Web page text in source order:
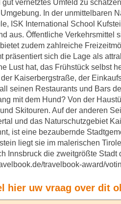
vernetztes Umfeld zu
In der unmittelbaren
ISK International School
aus. Öffentliche Verkehrsmittel
zudem zahlreiche
sich die Lage als
Lust hat, das Frühstück selbst
Kaiserbergstraße, der
seinen Restaurants und Bars
mit dem Hund? Von der
Skitouren. Auf der anderen
und das Naturschutzgebiet
ist eine bezaubernde
liegt sie im malerischen
Innsbruck die zweitgrößte
travelbook-award/
hier uw vraag over dit